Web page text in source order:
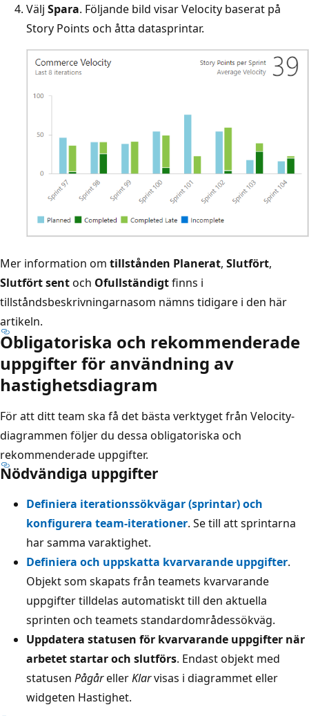
Välj Spara. Följande bild visar Velocity baserat på
Story Points och åtta datasprintar.
Mer information om tillstånden Planerat, Slutfört,
Slutfört sentoch Ofullständigtfinns i
tillståndsbeskrivningarnasom nämns tidigare i den här
artikeln.
Obligatoriska och rekommenderade
uppgifter för användning av
hastighetsdiagram
För att ditt team ska få det bästa verktyget från Velocity-
diagrammen följer du dessa obligatoriska och
rekommenderade uppgifter.
Nödvändiga uppgifter
Definiera iterationssökvägar (sprintar) och
konfigurera team-iterationer. Se till att sprintarna
har samma varaktighet.
Definiera och uppskatta kvarvarande uppgifter.
Objekt som skapats från teamets kvarvarande
uppgifter tilldelas automatiskt till den aktuella
sprinten och teamets standardområdessökväg.
Uppdatera statusen för kvarvarande uppgifter när
arbetet startar och slutförs. Endast objekt med
statusen PågårellerKlarvisas i diagrammet eller
widgeten Hastighet.